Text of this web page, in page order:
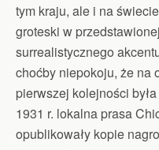
tym kraju, ale i na
groteski w
surrealistycznego
choćby niepokoju, że na
pierwszej kolejności
1931 r. lokalna prasa
opublikowały kopie